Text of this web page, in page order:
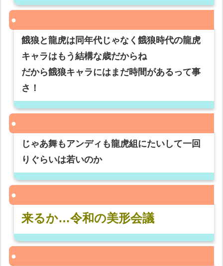
餓狼と龍虎は同年代じゃなく餓狼時代の龍虎
キャラはもう結構な歳だからね
だから餓狼キャラにはまだ時間があるって事
さ！
じゃあ舞もアンディも龍虎組にたいして一回
りぐらいは若いのか
来るか…令和の美形会議